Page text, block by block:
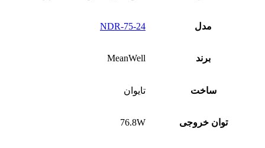
مدل NDR-75-24
برند MeanWell
ساخت تایوان
توان خروجی 76.8W